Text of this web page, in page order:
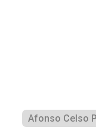
Afonso Celso